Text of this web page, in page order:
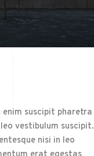
suscipit pharetra
vestibulum suscipit.
nisi in leo